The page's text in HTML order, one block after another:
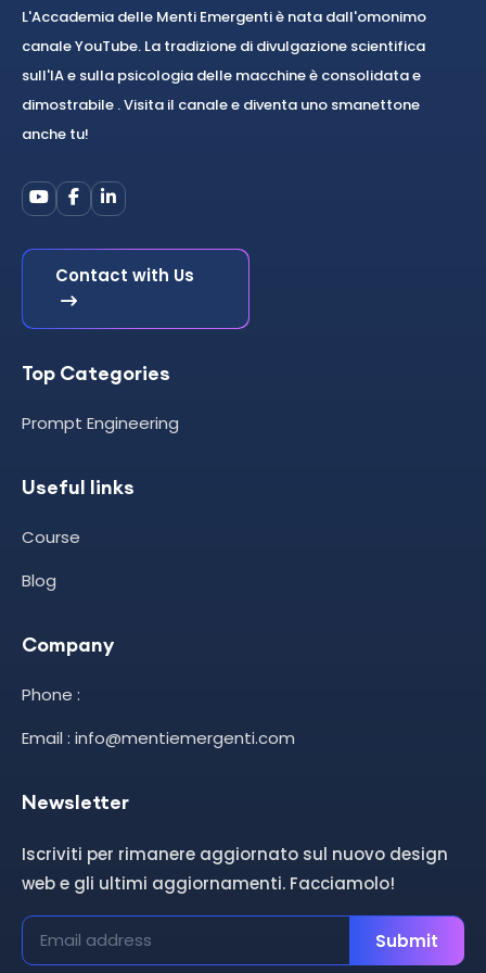
L'Accademia delle Menti Emergenti è nata dall'omonimo
canale YouTube. La tradizione di divulgazione scientifica
sull'IA e sulla psicologia delle macchine è consolidata e
dimostrabile . Visita il canale e diventa uno smanettone
anche tu!
Contact with Us
Top Categories
Prompt Engineering
Useful links
Course
Blog
Company
Phone :
Email : info@mentiemergenti.com
Newsletter
Iscriviti per rimanere aggiornato sul nuovo design
web e gli ultimi aggiornamenti. Facciamolo!
Submit